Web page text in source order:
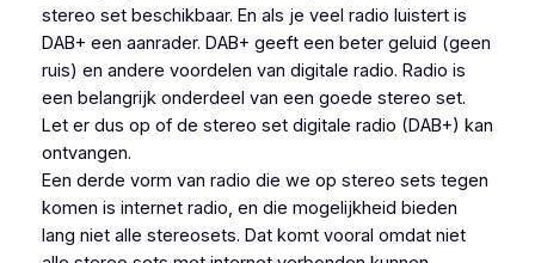
stereo set beschikbaar. En als je veel radio luistert is
DAB+ een aanrader. DAB+ geeft een beter geluid (geen
ruis) en andere voordelen van digitale radio. Radio is
een belangrijk onderdeel van een goede stereo set.
Let er dus op of de stereo set digitale radio (DAB+) kan
ontvangen.
Een derde vorm van radio die we op stereo sets tegen
komen is internet radio, en die mogelijkheid bieden
lang niet alle stereosets. Dat komt vooral omdat niet